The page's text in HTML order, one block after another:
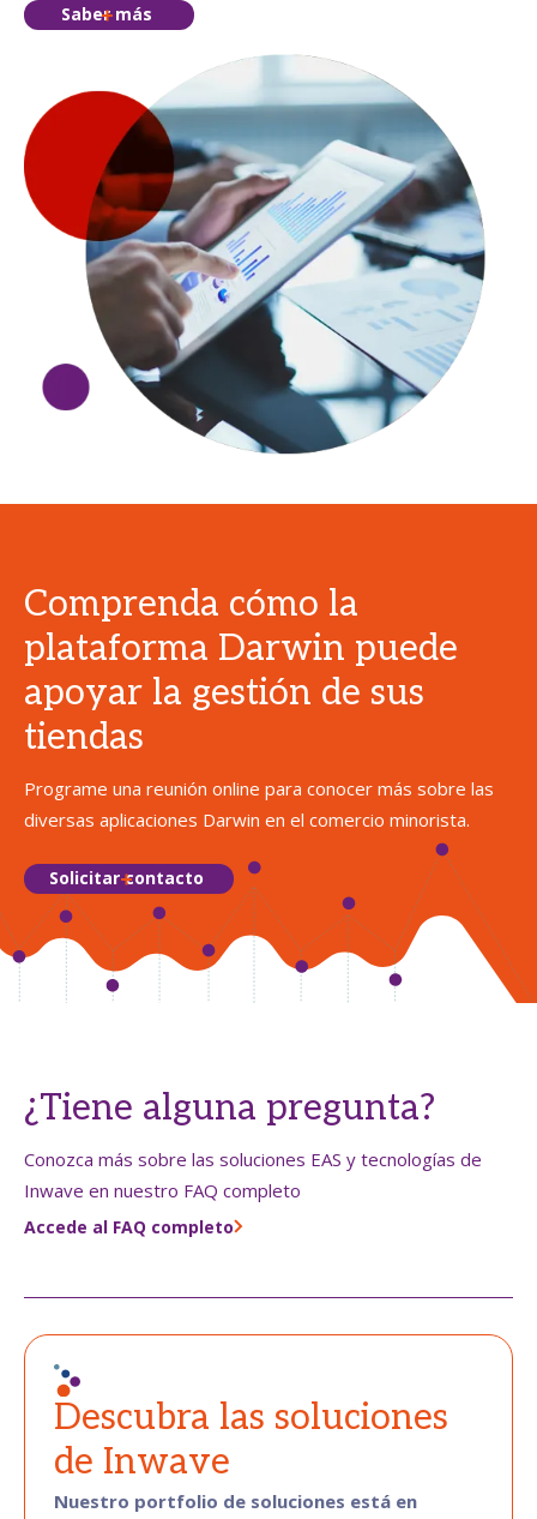
Saber más
Comprenda cómo la
plataforma Darwin puede
apoyar la gestión de sus
tiendas
Programe una reunión online para conocer más sobre las
diversas aplicaciones Darwin en el comercio minorista.
Solicitar contacto
¿Tiene alguna pregunta?
Conozca más sobre las soluciones EAS y tecnologías de
Inwave en nuestro FAQ completo
Accede al FAQ completo
Descubra las soluciones
de Inwave
Nuestro portfolio de soluciones está en